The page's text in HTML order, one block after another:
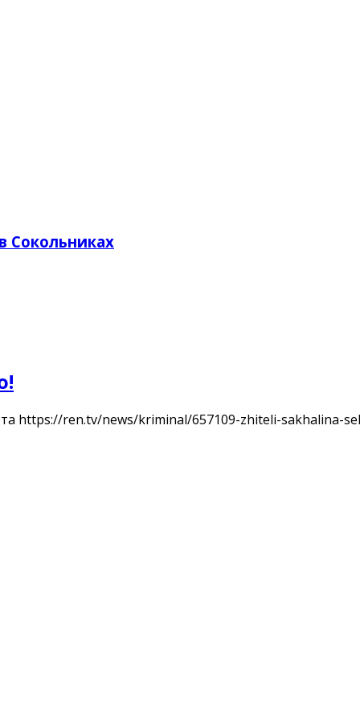
Сокольниках
https://ren.tv/news/kriminal/657109-zhiteli-